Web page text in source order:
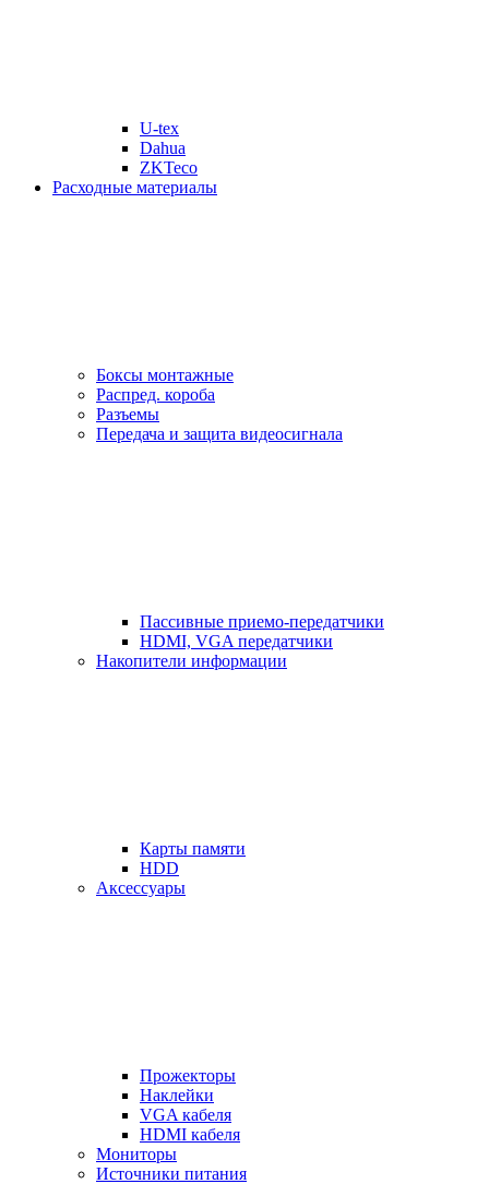
U-tex
Dahua
ZKTeco
Расходные материалы
Боксы монтажные
Распред. короба
Разъемы
Передача и защита видеосигнала
Пассивные приемо-передатчики
HDMI, VGA передатчики
Накопители информации
Карты памяти
HDD
Аксессуары
Прожекторы
Наклейки
VGA кабеля
HDMI кабеля
Мониторы
Источники питания